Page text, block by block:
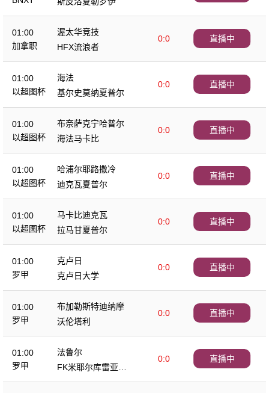
01:00
加拿职
渥太华竞技
0:0
HFX流浪者
直播中
01:00
以超图杯
海法
0:0
基尔史莫纳夏普尔
直播中
01:00
以超图杯
布奈萨克宁哈普尔
0:0
海法马卡比
直播中
01:00
以超图杯
哈浦尔耶路撒冷
0:0
迪克瓦夏普尔
直播中
01:00
以超图杯
马卡比迪克瓦
0:0
拉马甘夏普尔
直播中
01:00
罗甲
克卢日
0:0
克卢日大学
直播中
01:00
罗甲
布加勒斯特迪纳摩
0:0
沃伦塔利
直播中
01:00
罗甲
法鲁尔
0:0
FK米耶尔库雷亚丘
克
直播中